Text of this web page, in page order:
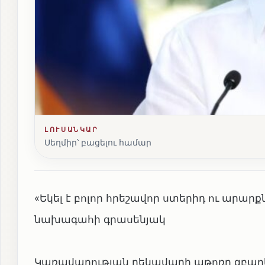
ԼՈՒՍԱՆԿԱՐ
Սեղմիր՝ բացելու համար
«Եկել է բոլոր հրեշավոր ստերիդ ու
նախագահի գրասենյակ
Կառավարության ղեկավարի աթոռը